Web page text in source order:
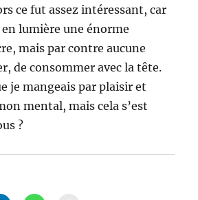
ce fut assez intéressant, car
en lumière une énorme
mais par contre aucune
de consommer avec la tête.
je mangeais par plaisir et
mental, mais cela s’est
?